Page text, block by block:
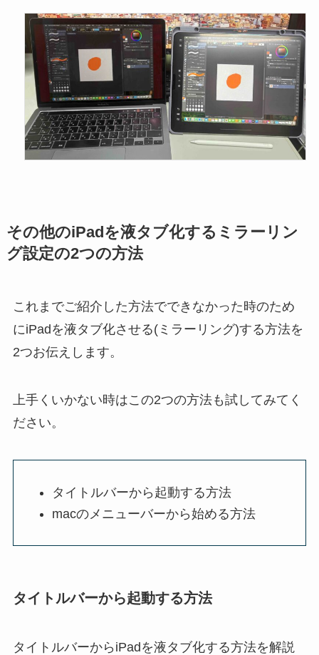
その他のiPadを液タブ化するミラーリン
グ設定の2つの方法
これまでご紹介した方法でできなかった時のため
にiPadを液タブ化させる(ミラーリング)する方法を
2つお伝えします。
上手くいかない時はこの2つの方法も試してみてく
ださい。
タイトルバーから起動する方法
macのメニューバーから始める方法
タイトルバーから起動する方法
タイトルバーからiPadを液タブ化する方法を解説